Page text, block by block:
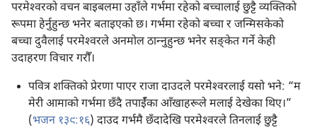
परमेश्‍वरको वचन बाइबलमा उहाँले गर्भमा रहेको बच्चालाई छुट्टै व्यक्‍तिको
रूपमा हेर्नुहुन्छ भनेर बताइएको छ। गर्भमा रहेको बच्चा र जन्मिसकेको
बच्चा दुवैलाई परमेश्‍वरले अनमोल ठान्‍नुहुन्छ भनेर सङ्‌केत गर्ने केही
उदाहरण विचार गरौँ।
पवित्र शक्‍तिको प्रेरणा पाएर राजा दाउदले परमेश्‍वरलाई यसो भने: “म
मेरी आमाको गर्भमा छँदै तपाईँका आँखाहरूले मलाई देखेका थिए।”
(भजन १३९:१६) दाउद गर्भमै छँदादेखि परमेश्‍वरले तिनलाई छुट्टै